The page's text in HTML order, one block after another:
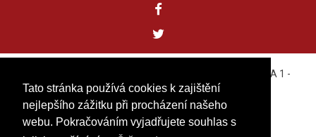
Tato stránka používá cookies k zajištění
nejlepšího zážitku při procházení našeho
webu. Pokračováním vyjadřujete souhlas s
- Bílkova, 11 - 110 00 PRAHA 1 -
CZECH REPUBLIC
Tel. +420 222 310 499
IČO: 27584313